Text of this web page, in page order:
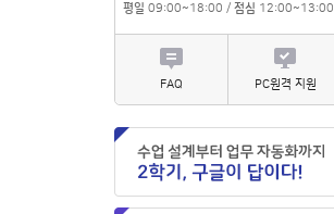
평일 09:00~18:00 / 점심 12:00~13:00
FAQ PC원격 지원